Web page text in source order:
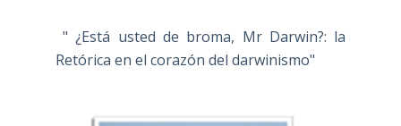
" ¿Está usted de broma, Mr Darwin?: la
Retórica en el corazón del darwinismo"